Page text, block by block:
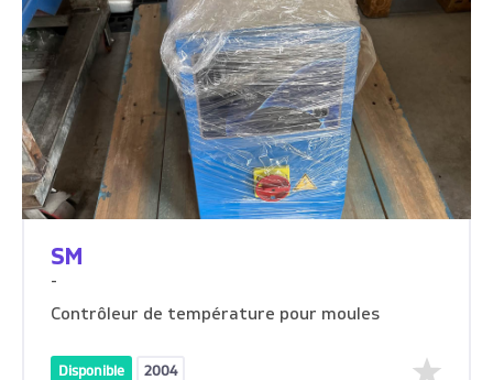
SM
-
Contrôleur de température pour moules
Disponible 2004